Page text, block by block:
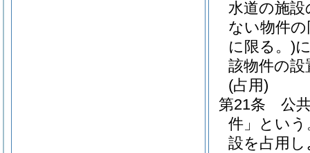
水道の施
ない物件
に限る。)
該物件の
(占用)
第21条
公
件」という
設を占用